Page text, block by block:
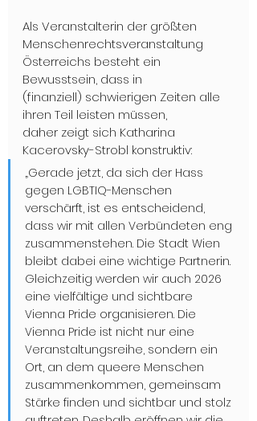
Als Veranstalterin der größten
Menschenrechtsveranstaltung
Österreichs besteht ein
Bewusstsein, dass in
(finanziell) schwierigen Zeiten alle
ihren Teil leisten müssen,
daher zeigt sich Katharina
Kacerovsky-Strobl konstruktiv:
„Gerade jetzt, da sich der Hass
gegen LGBTIQ-Menschen
verschärft, ist es entscheidend,
dass wir mit allen Verbündeten eng
zusammenstehen. Die Stadt Wien
bleibt dabei eine wichtige Partnerin.
Gleichzeitig werden wir auch 2026
eine vielfältige und sichtbare
Vienna Pride organisieren. Die
Vienna Pride ist nicht nur eine
Veranstaltungsreihe, sondern ein
Ort, an dem queere Menschen
zusammenkommen, gemeinsam
Stärke finden und sichtbar und stolz